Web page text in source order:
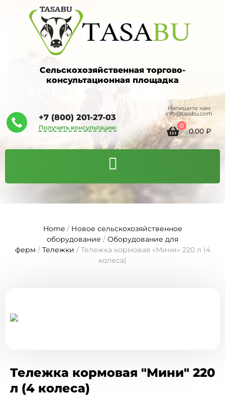
Сельскохозяйственная торгово-
консультационная площадка
Напишите нам
info@tasabu.com
0
0.00 ₽
+7 (800) 201-27-03
Получить консультацию
Home/ Новое сельскохозяйственное
оборудование / Оборудование для
ферм / Тележки / Тележка кормовая «Мини» 220 л (4
колеса)
Тележка кормовая "Мини" 220
л (4 колеса)